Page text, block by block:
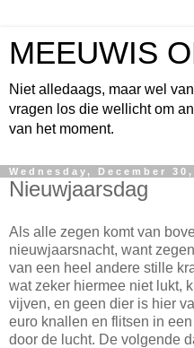
MEEUWIS
Niet alledaags, maar wel
vragen los die wellicht om
van het moment.
Wednesday, December 30,
Nieuwjaarsdag
Als alle zegen komt van
nieuwjaarsnacht, want
van een heel andere stille
wat zeker hiermee niet lukt,
vijven, en geen dier is hier
euro knallen en flitsen in
door de lucht. De volgende